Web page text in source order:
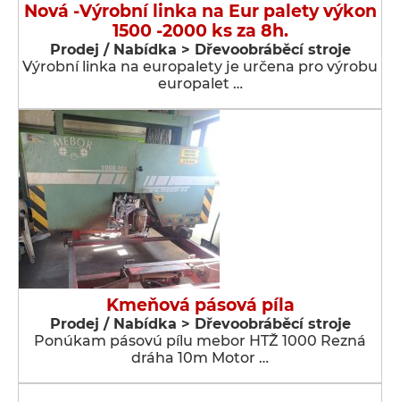
Nová -Výrobní linka na Eur palety výkon
1500 -2000 ks za 8h.
Prodej / Nabídka > Dřevoobráběcí stroje
Výrobní linka na europalety je určena pro výrobu
europalet …
Kmeňová pásová píla
Prodej / Nabídka > Dřevoobráběcí stroje
Ponúkam pásovú pílu mebor HTŽ 1000 Rezná
dráha 10m Motor …